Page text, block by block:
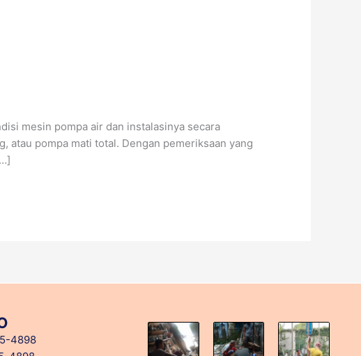
mesin pompa air dan instalasinya secara
atau pompa mati total. Dengan pemeriksaan yang
4898